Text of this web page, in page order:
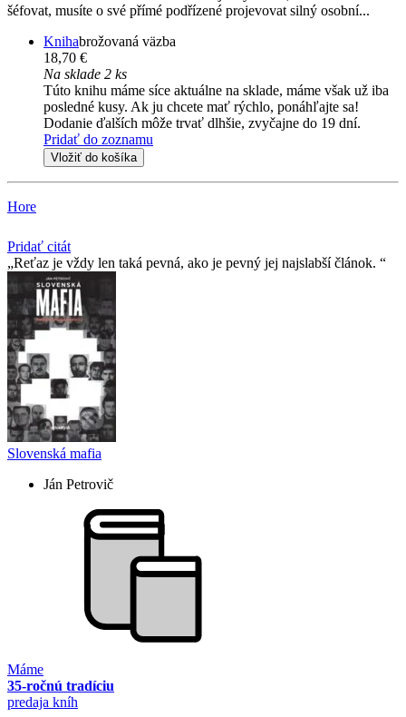
šéfovat, musíte o své přímé podřízené projevovat silný osobní...
Knihabrožovaná väzba
18,70 €
Na sklade 2 ks
Túto knihu máme síce aktuálne na sklade, máme však už iba
posledné kusy. Ak ju chcete mať rýchlo, ponáhľajte sa!
Dodanie ďalších môže trvať dlhšie, zvyčajne do 19 dní.
Pridať do zoznamu
Vložiť do košíka
Hore
Pridať citát
Reťaz je vždy len taká pevná, ako je pevný jej najslabší­ článok.
Slovenská mafia
Ján Petrovič
Máme
35-ročnú tradíciu
predaja kníh